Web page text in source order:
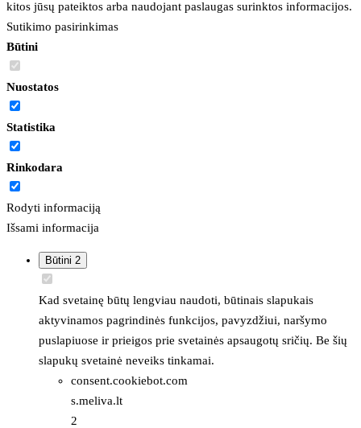
kitos jūsų pateiktos arba naudojant paslaugas surinktos informacijos.
Sutikimo pasirinkimas
Būtini
Nuostatos
Statistika
Rinkodara
Rodyti informaciją
Išsami informacija
Būtini 2
Kad svetainę būtų lengviau naudoti, būtinais slapukais
aktyvinamos pagrindinės funkcijos, pavyzdžiui, naršymo
puslapiuose ir prieigos prie svetainės apsaugotų sričių. Be šių
slapukų svetainė neveiks tinkamai.
consent.cookiebot.com
s.meliva.lt
2